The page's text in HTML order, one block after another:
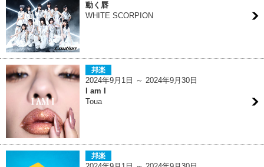
動く唇
WHITE SCORPION
邦楽
2024年9月1日 ～ 2024年9月30日
I am I
Toua
邦楽